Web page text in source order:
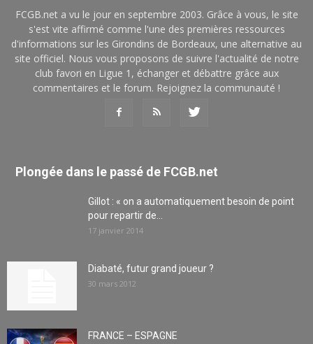
FCGB.net a vu le jour en septembre 2003. Grâce à vous, le site
s'est vite affirmé comme l'une des premières ressources
d'informations sur les Girondins de Bordeaux, une alternative au
site officiel. Nous vous proposons de suivre l'actualité de notre
club favori en Ligue 1, échanger et débattre grâce aux
commentaires et le forum. Rejoignez la communauté !
Plongée dans le passé de FCGB.net
Gillot : « on a automatiquement besoin de point
pour repartir de...
17 janvier 2014
Diabaté, futur grand joueur ?
30 mars 2012
FRANCE – ESPAGNE